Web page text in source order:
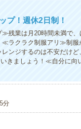
プ！週休2日制！
残業は月20時間未満で
≪ラクラク制服アリ≫制
ンジするのは不安だけ
きましょう！≪自分に
分